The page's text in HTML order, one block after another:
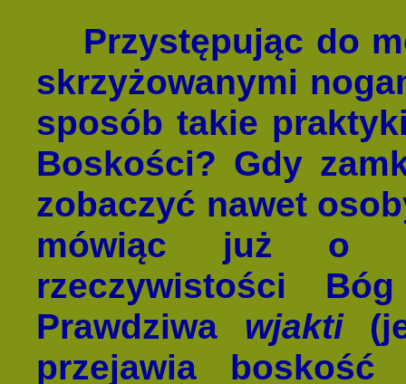
Przystępując do
skrzyżowanymi
sposób takie
Boskości? Gdy
zobaczyć nawet
mówiąc już o
rzeczywistości
Prawdziwa wjakti
przejawia boskość